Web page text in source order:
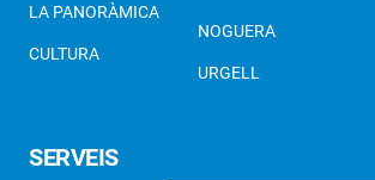
LA PANORÀMICA
CULTURA
NOGUERA
URGELL
SERVEIS